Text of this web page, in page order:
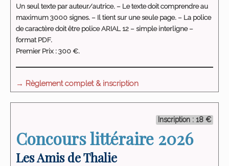
Un seul texte par auteur/autrice. – Le texte doit comprendre au
maximum 3000 signes. – Il tient sur une seule page. – La police
de caractère doit être police ARIAL 12 – simple interligne –
format PDF.
Premier Prix : 300 €.
→ Règlement complet & inscription
Inscription : 18 €
Concours littéraire 2026
Les Amis de Thalie